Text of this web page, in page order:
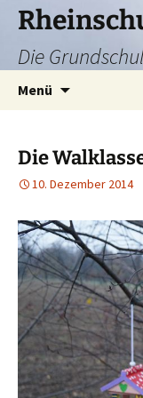
Zum
Inhalt
springen
Die
Menü
Die
10. Dezember 2014